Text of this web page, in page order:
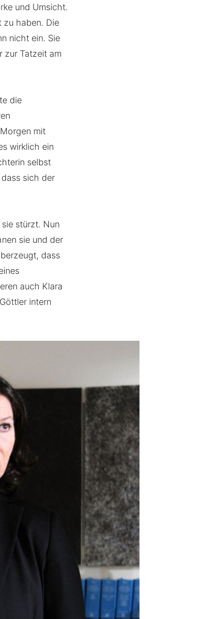
und Umsicht.
zu haben. Die
nicht ein. Sie
zur Tatzeit am
die
mit
wirklich ein
selbst
sich der
stürzt. Nun
sie und der
dass
auch Klara
intern